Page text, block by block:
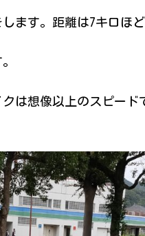
ます。距離は7キロほど
は想像以上のスピー